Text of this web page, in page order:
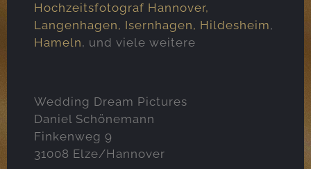
Hochzeitsfotograf Hannover,
Langenhagen, Isernhagen, Hildesheim,
Hameln, und viele weitere
Wedding Dream Pictures
Daniel Schönemann
Finkenweg 9
31008 Elze/Hannover